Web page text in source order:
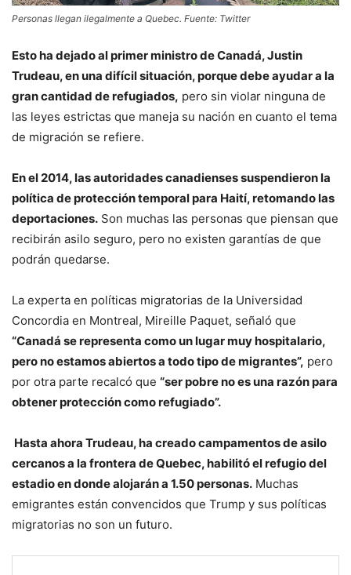
Personas llegan ilegalmente a Quebec. Fuente: Twitter
Esto ha dejado al primer ministro de Canadá, Justin
Trudeau, en una difícil situación, porque debe ayudar a la
gran cantidad de refugiados, pero sin violar ninguna de
las leyes estrictas que maneja su nación en cuanto el tema
de migración se refiere.
En el 2014, las autoridades canadienses suspendieron la
política de protección temporal para Haití, retomando las
deportaciones. Son muchas las personas que piensan que
recibirán asilo seguro, pero no existen garantías de que
podrán quedarse.
La experta en políticas migratorias de la Universidad
Concordia en Montreal, Mireille Paquet, señaló que
“Canadá se representa como un lugar muy hospitalario,
pero no estamos abiertos a todo tipo de migrantes”, pero
por otra parte recalcó que “ser pobre no es una razón para
obtener protección como refugiado”.
Hasta ahora Trudeau, ha creado campamentos de asilo
cercanos a la frontera de Quebec, habilitó el refugio del
estadio en donde alojarán a 1.50 personas. Muchas
emigrantes están convencidos que Trump y sus políticas
migratorias no son un futuro.